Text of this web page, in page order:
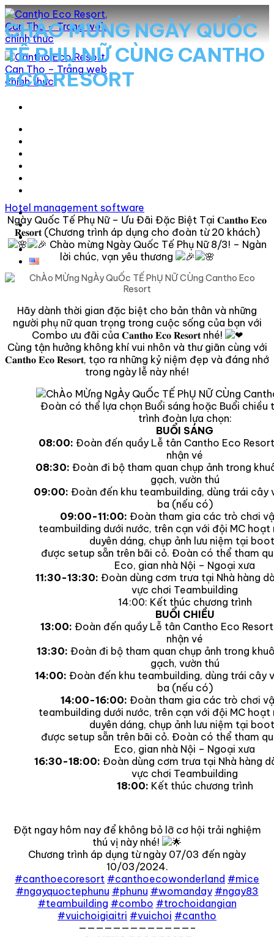
Skip
to
content
Eco Wonderland
ECO FARM
ECO SAFARI
Trải nghiệm 360°
CHÀO MỪNG NGÀY QUỐC
TẾ PHỤ NỮ CÙNG CANTHO
ECO RESORT
Hotel management software
Ngày Quốc Tế Phụ Nữ – Ưu Đãi Đặc Biệt Tại 𝐂𝐚𝐧𝐭𝐡𝐨 𝐄𝐜𝐨
𝐑𝐞𝐬𝐨𝐫𝐭 (Chương trình áp dụng cho đoàn từ 20 khách)
Chào mừng Ngày Quốc Tế Phụ Nữ 8/3! – Ngàn
lời chúc, vạn yêu thương
Hãy dành thời gian đặc biệt cho bản thân và những
người phụ nữ quan trọng trong cuộc sống của bạn với
Combo ưu đãi của 𝐂𝐚𝐧𝐭𝐡𝐨 𝐄𝐜𝐨 𝐑𝐞𝐬𝐨𝐫𝐭 nhé!
Cùng tận hưởng không khí vui nhôn và thư giãn cùng với
𝐂𝐚𝐧𝐭𝐡𝐨 𝐄𝐜𝐨 𝐑𝐞𝐬𝐨𝐫𝐭, tạo ra những kỷ niệm đẹp và đáng nhớ
trong ngày lễ này nhé!
Đoàn có thể lựa chọn Buổi sáng hoặc Buổi chiều
trình đoàn lựa chọn:
BUỔI SÁNG
08:00: Đoàn đến quầy Lễ tân Cantho Eco
nhận vé
08:30: Đoàn đi bộ tham quan chụp ảnh trong
gạch, vườn thú
09:00: Đoàn đến khu teambuilding, dùng trái cây
ba (nếu có)
09:00-11:00: Đoàn tham gia các trò chơi
teambuilding dưới nước, trên cạn với đội MC hoạt
duyên dáng, chụp ảnh lưu niệm tại
được setup sẵn trên bãi cỏ. Đoàn có thể tham
Eco, gian nhà Nội – Ngoại xưa
11:30-13:30: Đoàn dùng cơm trưa tại Nhà hàng
vực chơi Teambuilding
14:00: Kết thúc chương trình
BUỔI CHIỀU
13:00: Đoàn đến quầy Lễ tân Cantho Eco
nhận vé
13:30: Đoàn đi bộ tham quan chụp ảnh trong
gạch, vườn thú
14:00: Đoàn đến khu teambuilding, dùng trái cây
ba (nếu có)
14:00-16:00: Đoàn tham gia các trò chơi
teambuilding dưới nước, trên cạn với đội MC hoạt
duyên dáng, chụp ảnh lưu niệm tại
được setup sẵn trên bãi cỏ. Đoàn có thể tham
Eco, gian nhà Nội – Ngoại xưa
16:30-18:00: Đoàn dùng cơm trưa tại Nhà hàng
vực chơi Teambuilding
18:00: Kết thúc chương trình
Đặt ngay hôm nay để không bỏ lỡ cơ hội trải nghiệm
thú vị này nhé!
Chương trình áp dụng từ ngày 07/03 đến ngày
10/03/2024.
#canthoecoresort #canthoecowonderland #mice
#ngayquoctephunu #phunu #womanday #ngay83
#teambuilding #combo #trochoidangian
#vuichoigiaitri #vuichoi #cantho
—————————————–